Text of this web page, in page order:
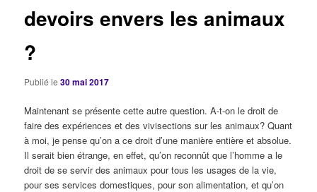
devoirs envers les animaux
?
Publié le30 mai 2017
Maintenant se présente cette autre question. A-t-on le droit de
faire des expériences et des vivisections sur les animaux? Quant
à moi, je pense qu’on a ce droit d’une manière entière et absolue.
Il serait bien étrange, en effet, qu’on reconnût que l’homme a le
droit de se servir des animaux pour tous les usages de la vie,
pour ses services domestiques, pour son alimentation, et qu’on